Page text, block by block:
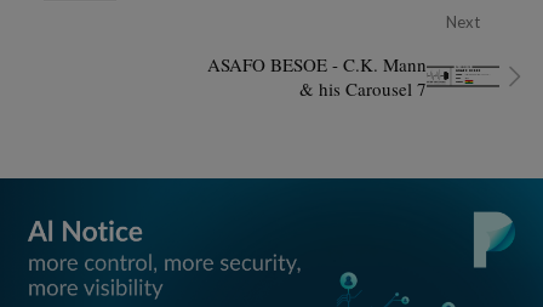
Next
ASAFO BESOE - C.K. Mann
& his Carousel 7